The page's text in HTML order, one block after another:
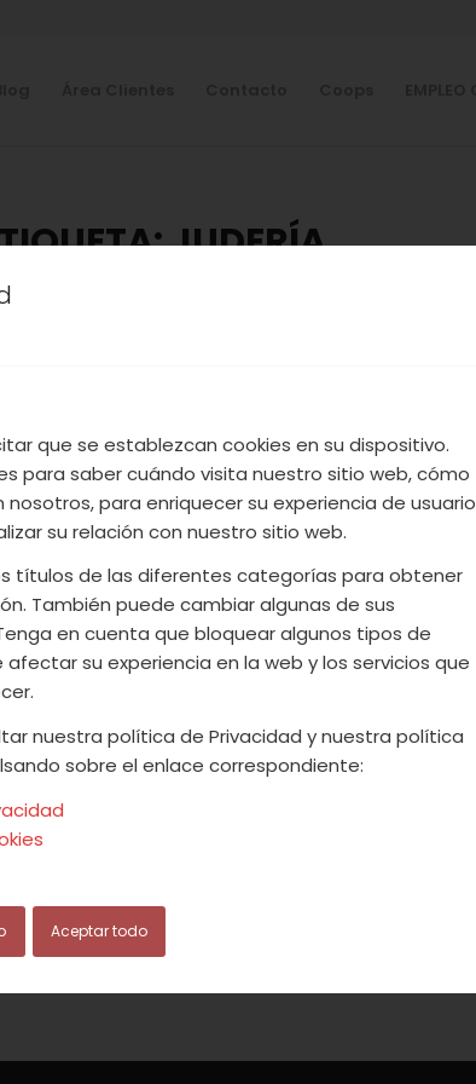
que se establezcan cookies en su dispositivo.
para saber cuándo visita nuestro sitio web, cómo
para enriquecer su experiencia de usuario
su relación con nuestro sitio web.
títulos de las diferentes categorías para obtener
También puede cambiar algunas de sus
en cuenta que bloquear algunos tipos de
su experiencia en la web y los servicios que
nuestra política de Privacidad y nuestra política
sobre el enlace correspondiente:
Aceptar todo
JUDERÍA
PRODUCTOS
a vernos este fin de semana y
que os guste el campo, podeis ir a
en laC. I. Reserva Natural
tendrá lugar el sábado día 25 de
una visita por las tierra de la picota
más
PORACVJ